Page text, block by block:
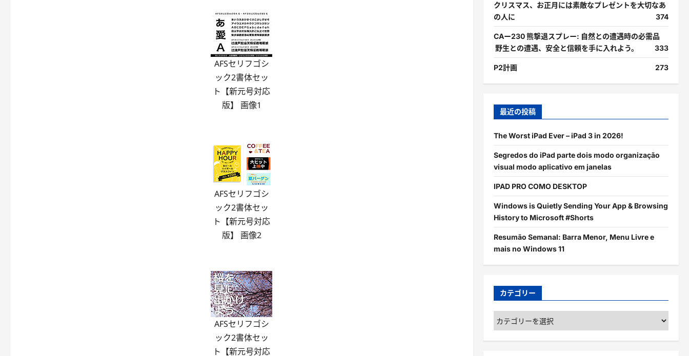
AFSセリフゴシ
ック2書体セッ
ト【新元号対応
版】 画像1
AFSセリフゴシ
ック2書体セッ
ト【新元号対応
版】 画像2
AFSセリフゴシ
ック2書体セッ
ト【新元号対応
クリスマス、お正月には素敵なプレゼントを大切なあ
の人に
374
CAー230 熊撃退スプレー: 自然との遭遇時の必需品
野生との遭遇、安全と信頼を手に入れよう。
333
P2計画 273
最近の投稿
The Worst iPad Ever – iPad 3 in 2026!
Segredos do iPad parte dois modo organização
visual modo aplicativo em janelas
IPAD PRO COMO DESKTOP
Windows is Quietly Sending Your App & Browsing
History to Microsoft #Shorts
Resumão Semanal: Barra Menor, Menu Livre e
mais no Windows 11
カテゴリー
カ
テ
ゴ